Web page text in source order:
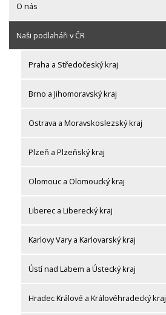
O nás
Naši podlaháři v ČR
Praha a Středočeský kraj
Brno a Jihomoravský kraj
Ostrava a Moravskoslezský kraj
Plzeň a Plzeňský kraj
Olomouc a Olomoucký kraj
Liberec a Liberecký kraj
Karlovy Vary a Karlovarský kraj
Ústí nad Labem a Ústecký kraj
Hradec Králové a Královéhradecký kraj